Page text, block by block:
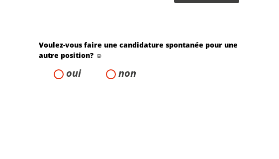
Voulez-vous faire une candidature spontanée pour une
autre position? ☺️
oui non